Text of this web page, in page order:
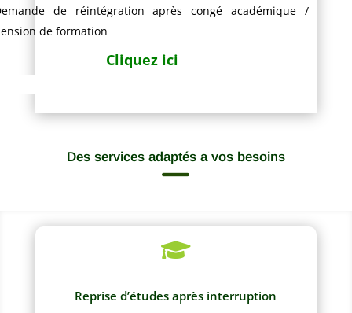
de réintégration après congé académique /
de formation
Cliquez ici
Des services adaptés a vos besoins


Reprise d’études après interruption